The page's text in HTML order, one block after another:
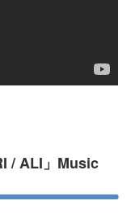
/ ALI」Music